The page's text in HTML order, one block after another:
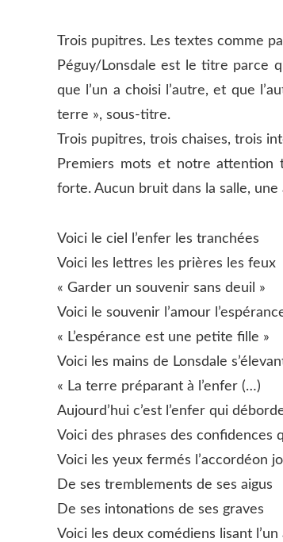
Trois pupitres. Les textes comme
Péguy/Lonsdale est le titre parce
que l’un a choisi l’autre, et que
terre », sous-titre.
Trois pupitres, trois chaises, trois
Premiers mots et notre attention
forte. Aucun bruit dans la salle,
Voici le ciel l’enfer les tranchées
Voici les lettres les prières les feux
« Garder un souvenir sans deuil »
Voici le souvenir l’amour
« L’espérance est une petite fille »
Voici les mains de Lonsdale
« La terre préparant à l’enfer (…)
Aujourd’hui c’est l’enfer qui
Voici des phrases des
Voici les yeux fermés l’accordéon
De ses tremblements de ses aigus
De ses intonations de ses graves
Voici les deux comédiens lisant l’un